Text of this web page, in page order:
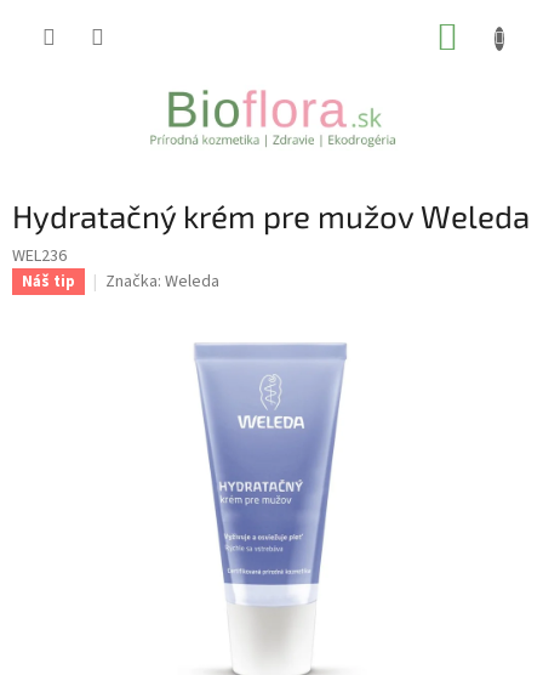
Hydratačný krém pre mužov Weleda
WEL236
Náš tip Značka: Weleda